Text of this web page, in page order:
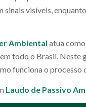
sinais visíveis,
Ambiental atua
todo o Brasil. Neste
funciona o
Laudo de Passivo